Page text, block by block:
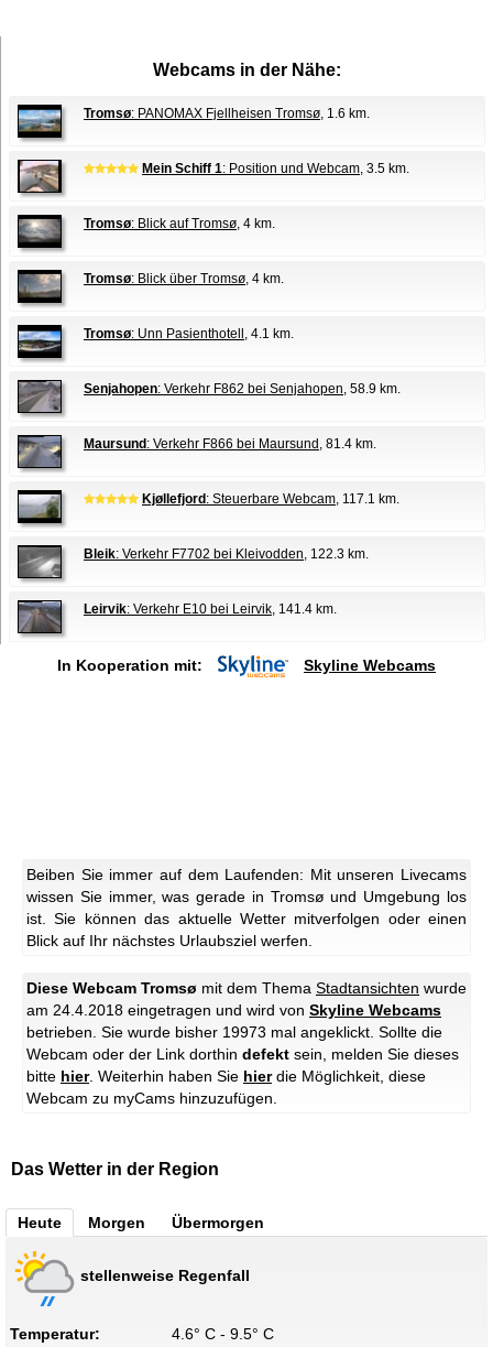
Webcams in der Nähe:
Tromsø: PANOMAX Fjellheisen Tromsø , 1.6 km.
Mein Schiff 1: Position und Webcam , 3.5 km.
Tromsø: Blick auf Tromsø , 4 km.
Tromsø: Blick über Tromsø , 4 km.
Tromsø: Unn Pasienthotell , 4.1 km.
Senjahopen: Verkehr F862 bei Senjahopen , 58.9 km.
Maursund: Verkehr F866 bei Maursund , 81.4 km.
Kjøllefjord: Steuerbare Webcam , 117.1 km.
Bleik: Verkehr F7702 bei Kleivodden , 122.3 km.
Leirvik: Verkehr E10 bei Leirvik , 141.4 km.
In Kooperation mit: Skyline Webcams
Beiben Sie immer auf dem Laufenden: Mit unseren Livecams
wissen Sie immer, was gerade in Tromsø und Umgebung los
ist. Sie können das aktuelle Wetter mitverfolgen oder einen
Blick auf Ihr nächstes Urlaubsziel werfen.
Diese Webcam Tromsø mit dem Thema Stadtansichten wurde
am 24.4.2018 eingetragen und wird von Skyline Webcams
betrieben. Sie wurde bisher 19973 mal angeklickt. Sollte die
Webcam oder der Link dorthin defekt sein, melden Sie dieses
bitte hier. Weiterhin haben Sie hierdie Möglichkeit, diese
Webcam zu myCams hinzuzufügen.
Das Wetter in der Region
Heute Morgen Übermorgen
stellenweise Regenfall
Temperatur:
4.6° C - 9.5° C